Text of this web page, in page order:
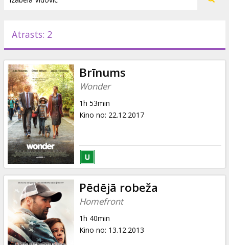
Pasākumi
Ziņas
Dāvanu
kartes
Uzkodas
B2B
Kino
Klubs
Atrasts: 2
Brīnums
Wonder
1h 53min
Kino no: 22.12.2017
Pēdējā robeža
Homefront
1h 40min
Kino no: 13.12.2013